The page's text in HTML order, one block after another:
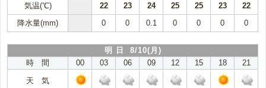
気温(℃) 22 23 24 25 25 23
22
降水量(mm)
0 0 0.1 0 0 0 0
明 日 8/10(月)
時 間
00 03 06 09 12 15 18
21
天 気